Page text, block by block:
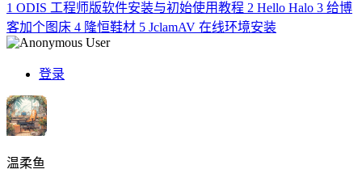
1 ODIS 工程师版软件安装与初始使用教程 2 Hello Halo 3 给博
客加个图床 4 隆恒鞋材 5 JclamAV 在线环境安装
登录
温柔鱼